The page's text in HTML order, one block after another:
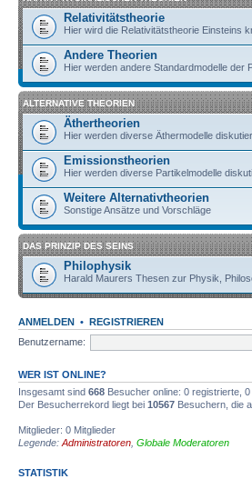
Relativitätstheorie
Hier wird die Relativitätstheorie Einsteins
Andere Theorien
Hier werden andere Standardmodelle der
ALTERNATIVE THEORIEN
Äthertheorien
Hier werden diverse Äthermodelle
Emissionstheorien
Hier werden diverse Partikelmodelle
Weitere Alternativtheorien
Sonstige Ansätze und Vorschläge
DAS PRINZIP DES SEINS
Philophysik
Harald Maurers Thesen zur Physik,
ANMELDEN • REGISTRIEREN
Benutzername:
WER IST ONLINE?
Insgesamt sind 668 Besucher online: 0 registrierte,
Der Besucherrekord liegt bei 10567 Besuchern, die
Mitglieder: 0 Mitglieder
Legende: Administratoren Globale Moderatoren
STATISTIK